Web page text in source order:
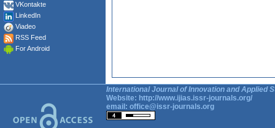
VKontakte
LinkedIn
Viadeo
RSS Feed
For Android
International Journal of Innovation and Applied
Website: http://www.ijias.issr-journals.org/
email: office@issr-journals.org